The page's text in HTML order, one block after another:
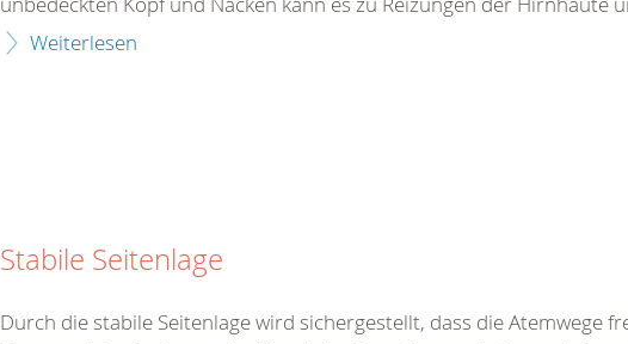
Weiterlesen
Stabile Seitenlage
Durch die stabile Seitenlage wird sichergestellt, dass die Atemwege